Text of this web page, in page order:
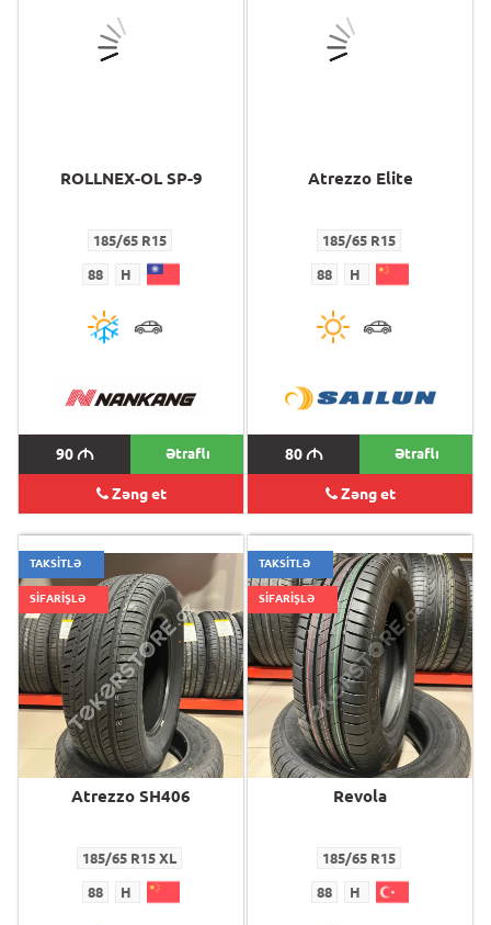
ROLLNEX-OL SP-9
185/65 R15
88 H
90M Ətraflı
Zəng et
Atrezzo Elite
185/65 R15
88 H
80M Ətraflı
Zəng et
TAKSİTLƏ
SİFARİŞLƏ
Atrezzo SH406
185/65 R15 XL
88 H
TAKSİTLƏ
SİFARİŞLƏ
Revola
185/65 R15
88 H